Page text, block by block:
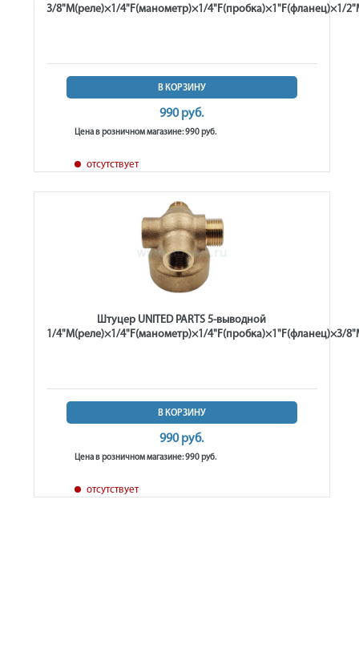
3/8"M(реле)×1/4"F(манометр)×1/4"F(пробка)×1"F(фланец)×1/
В КОРЗИНУ
990 руб.
Цена в розничном магазине: 990 руб.
отсутствует
Штуцер UNITED PARTS 5-выводной
1/4"M(реле)×1/4"F(манометр)×1/4"F(пробка)×1"F(фланец)×3/
В КОРЗИНУ
990 руб.
Цена в розничном магазине: 990 руб.
отсутствует